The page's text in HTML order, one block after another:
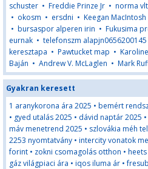
schuster • Freddie Prinze Jr • norma
• okosm • ersdni • Keegan MacIntosh
• bursaspor alperen irin • Fukusima
eurnak • telefonszm alapjn0656200145
keresztapa • Pawtucket map •
Baján • Andrew V. McLaglen • Mark
Gyakran keresett
1 aranykorona ára 2025 • bemért
• gyed utalás 2025 • dávid naptár 2025 •
máv menetrend 2025 • szlovákia méh
2253 nyomtatvány • intercity vonatok
forint • zokni csomagolás otthon •
gáz világpiaci ára • iqos iluma ár •